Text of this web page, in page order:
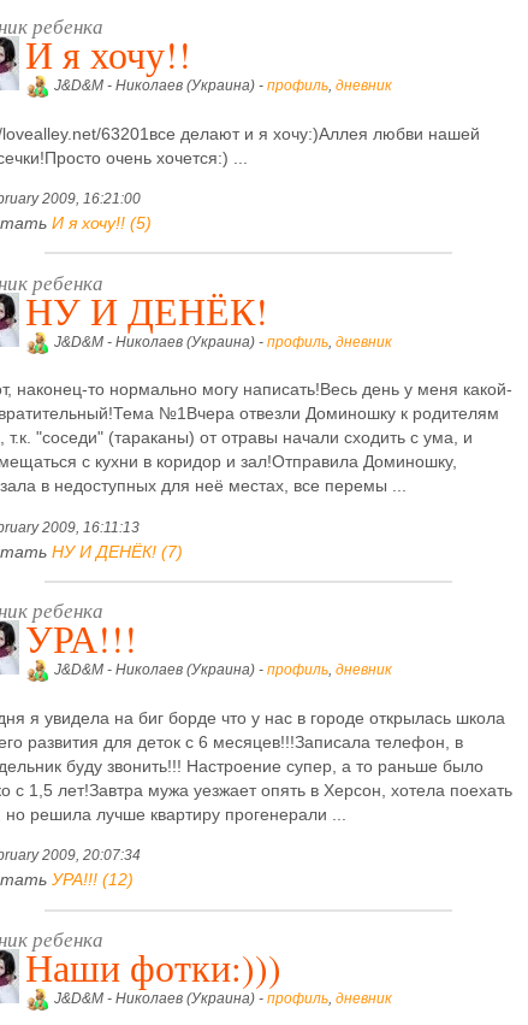
ребенка
И я хочу!!
J&D&M - Николаев (Украина) - профиль, дневник
63201все делают и я хочу:)Аллея любви нашей
очень хочется:) ...
2009, 16:21:00
И я хочу!! (5)
ребенка
НУ И ДЕНЁК!
J&D&M - Николаев (Украина) - профиль, дневник
наконец-то нормально могу написать!Весь день у меня какой-
№1Вчера отвезли Доминошку к родителям
т.к. "соседи" (тараканы) от отравы начали сходить с ума, и
с кухни в коридор и зал!Отправила Доминошку,
в недоступных для неё местах, все перемы ...
2009, 16:11:13
НУ И ДЕНЁК! (7)
ребенка
УРА!!!
J&D&M - Николаев (Украина) - профиль, дневник
я увидела на биг борде что у нас в городе открылась школа
развития для деток с 6 месяцев!!!Записала телефон, в
буду звонить!!! Настроение супер, а то раньше было
с 1,5 лет!Завтра мужа уезжает опять в Херсон, хотела поехать
но решила лучше квартиру прогенерали ...
2009, 20:07:34
УРА!!! (12)
ребенка
Наши фотки:)))
J&D&M - Николаев (Украина) - профиль, дневник